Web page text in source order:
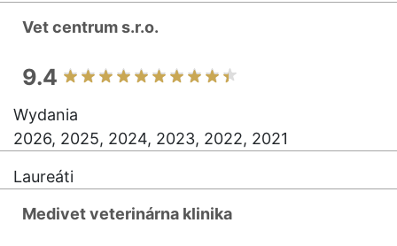
Vet centrum s.r.o.
9.4
Wydania
2026, 2025, 2024, 2023, 2022, 2021
Laureáti
Medivet veterinárna klinika